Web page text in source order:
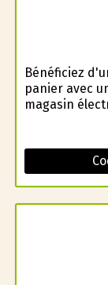
Bénéficiez
panier avec
magasin